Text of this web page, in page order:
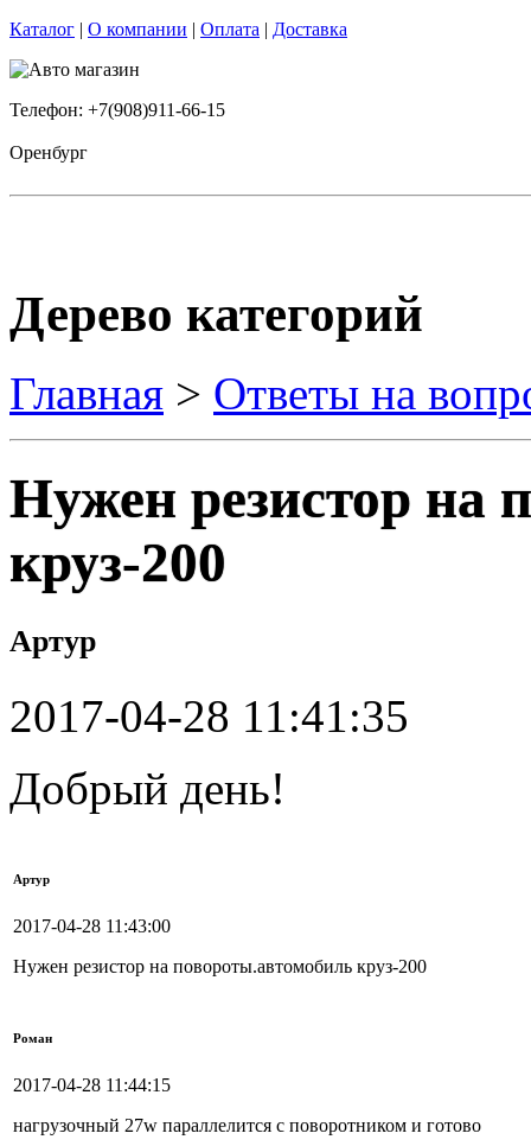
Каталог | О компании | Оплата | Доставка
Телефон: +7(908)911-66-15
Оренбург
Дерево категорий
Главная > Ответы на
Нужен резистор на
круз-200
Артур
2017-04-28 11:41:35
Добрый день!
Артур
2017-04-28 11:43:00
Нужен резистор на повороты.автомобиль круз-200
Роман
2017-04-28 11:44:15
нагрузочный 27w параллелится с поворотником и готово